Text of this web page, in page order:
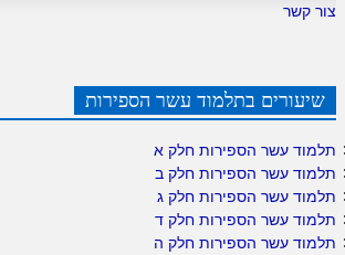
צור קשר
שיעורים בתלמוד עשר הספירות
תלמוד עשר הספירות חלק א
תלמוד עשר הספירות חלק ב
תלמוד עשר הספירות חלק ג
תלמוד עשר הספירות חלק ד
תלמוד עשר הספירות חלק ה